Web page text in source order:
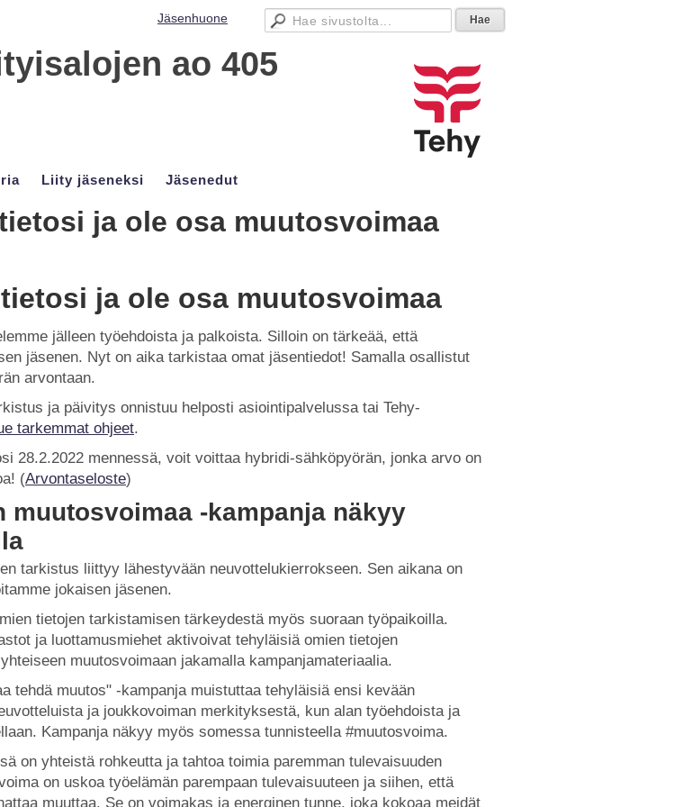
Jäsenhuone
ao 405
Liity jäseneksi Jäsenedut
ja ole osa muutosvoimaa
ja ole osa muutosvoimaa
jälleen työehdoista ja palkoista. Silloin on tärkeää, että
jäsenen. Nyt on aika tarkistaa omat jäsentiedot! Samalla osallistut
arvontaan.
ja päivitys onnistuu helposti asiointipalvelussa tai Tehy-
tarkemmat ohjeet.
28.2.2022 mennessä, voit voittaa hybridi-sähköpyörän, jonka arvo on
(Arvontaseloste)
muutosvoimaa -kampanja näkyy
tarkistus liittyy lähestyvään neuvottelukierrokseen. Sen aikana on
jokaisen jäsenen.
tietojen tarkistamisen tärkeydestä myös suoraan työpaikoilla.
ja luottamusmiehet aktivoivat tehyläisiä omien tietojen
muutosvoimaan jakamalla kampanjamateriaalia.
tehdä muutos" -kampanja muistuttaa tehyläisiä ensi kevään
ja joukkovoiman merkityksestä, kun alan työehdoista ja
Kampanja näkyy myös somessa tunnisteella #muutosvoima.
on yhteistä rohkeutta ja tahtoa toimia paremman tulevaisuuden
on uskoa työelämän parempaan tulevaisuuteen ja siihen, että
muuttaa. Se on voimakas ja energinen tunne, joka kokoaa meidät